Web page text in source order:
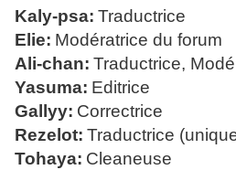
Kaly-psa: Traductrice
Elie: Modératrice du forum
Ali-chan: Traductrice,
Yasuma: Editrice
Gallyy: Correctrice
Rezelot: Traductrice
Tohaya: Cleaneuse